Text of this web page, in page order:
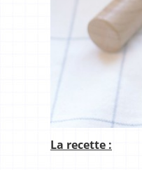
La recette :